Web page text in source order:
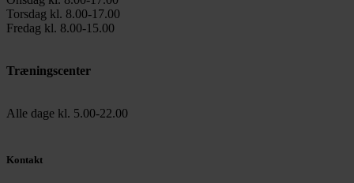
Torsdag kl. 8.00-17.00
Fredag kl. 8.00-15.00
Træningscenter
Alle dage kl. 5.00-22.00
Kontakt